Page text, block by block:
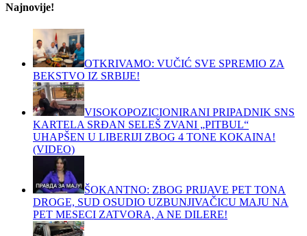
Najnovije!
OTKRIVAMO: VUČIĆ SVE SPREMIO ZA
BEKSTVO IZ SRBIJE!
VISOKOPOZICIONIRANI PRIPADNIK SNS
KARTELA SRĐAN SELEŠ ZVANI „PITBUL“
UHAPŠEN U LIBERIJI ZBOG 4 TONE KOKAINA!
(VIDEO)
ŠOKANTNO: ZBOG PRIJAVE PET TONA
DROGE, SUD OSUDIO UZBUNJIVAČICU MAJU NA
PET MESECI ZATVORA, A NE DILERE!